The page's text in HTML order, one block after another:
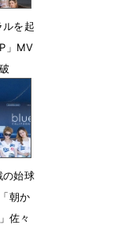
ルを起
」MV
の始球
朝か
佐々